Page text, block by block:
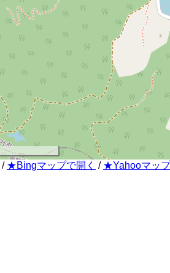
/ ★Bingマップで開く / ★Yahooマッ